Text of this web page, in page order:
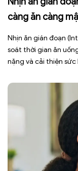
càng ăn càng
Nhịn ăn gián đoạn
soát thời gian ăn
nặng và cải thiện sức
sức, mất cơ […]